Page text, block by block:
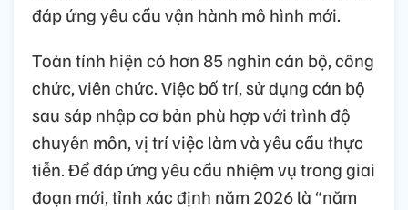
đáp ứng yêu cầu vận hành mô hình mới.
Toàn tỉnh hiện có hơn 85 nghìn cán bộ, công
chức, viên chức. Việc bố trí, sử dụng cán bộ
sau sáp nhập cơ bản phù hợp với trình độ
chuyên môn, vị trí việc làm và yêu cầu thực
tiễn. Để đáp ứng yêu cầu nhiệm vụ trong giai
đoạn mới, tỉnh xác định năm 2026 là “năm